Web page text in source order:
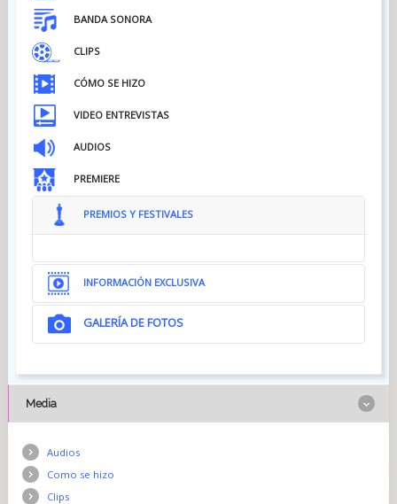
BANDA SONORA
CLIPS
CÓMO SE HIZO
VIDEO ENTREVISTAS
AUDIOS
PREMIERE
PREMIOS Y FESTIVALES
INFORMACIÓN EXCLUSIVA
GALERÍA DE FOTOS
Media
Audios
Como se hizo
Clips